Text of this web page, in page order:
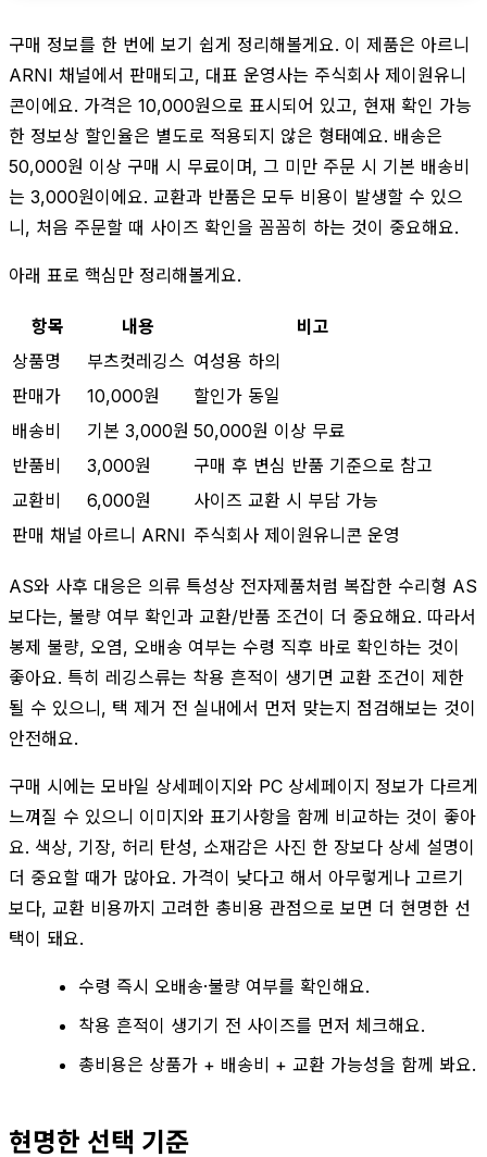
구매 정보를 한 번에 보기 쉽게 정리해볼게요. 이 제품은 아르니
ARNI 채널에서 판매되고, 대표 운영사는 주식회사 제이원유니
콘이에요. 가격은 10,000원으로 표시되어 있고, 현재 확인 가능
한 정보상 할인율은 별도로 적용되지 않은 형태예요. 배송은
50,000원 이상 구매 시 무료이며, 그 미만 주문 시 기본 배송비
는 3,000원이에요. 교환과 반품은 모두 비용이 발생할 수 있으
니, 처음 주문할 때 사이즈 확인을 꼼꼼히 하는 것이 중요해요.
아래 표로 핵심만 정리해볼게요.
항목 내용
비고
상품명
부츠컷레깅스 여성용 하의
판매가
10,000원
할인가 동일
배송비
기본 3,000원 50,000원 이상 무료
반품비
3,000원
구매 후 변심 반품 기준으로 참고
교환비
6,000원
사이즈 교환 시 부담 가능
판매 채널 아르니 ARNI 주식회사 제이원유니콘 운영
AS와 사후 대응은 의류 특성상 전자제품처럼 복잡한 수리형 AS
보다는, 불량 여부 확인과 교환/반품 조건이 더 중요해요. 따라서
봉제 불량, 오염, 오배송 여부는 수령 직후 바로 확인하는 것이
좋아요. 특히 레깅스류는 착용 흔적이 생기면 교환 조건이 제한
될 수 있으니, 택 제거 전 실내에서 먼저 맞는지 점검해보는 것이
안전해요.
구매 시에는 모바일 상세페이지와 PC 상세페이지 정보가 다르게
느껴질 수 있으니 이미지와 표기사항을 함께 비교하는 것이 좋아
요. 색상, 기장, 허리 탄성, 소재감은 사진 한 장보다 상세 설명이
더 중요할 때가 많아요. 가격이 낮다고 해서 아무렇게나 고르기
보다, 교환 비용까지 고려한 총비용 관점으로 보면 더 현명한 선
택이 돼요.
수령 즉시 오배송·불량 여부를 확인해요.
착용 흔적이 생기기 전 사이즈를 먼저 체크해요.
총비용은 상품가 + 배송비 + 교환 가능성을 함께 봐요.
현명한 선택 기준